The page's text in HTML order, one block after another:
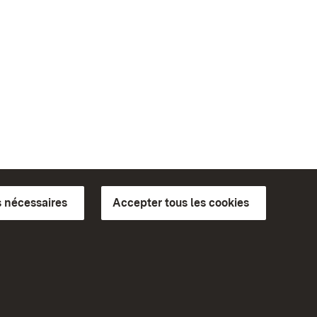
Accepter tous les cookies